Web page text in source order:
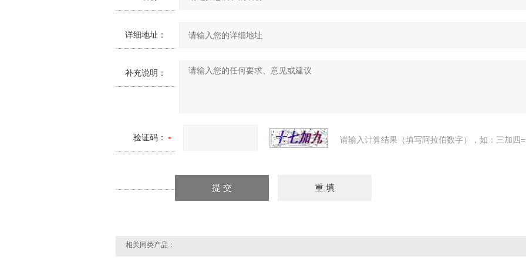
详细地址：
补充说明：
验证码： 请输入计算结果（填写阿拉伯数字），如：三加四
相关同类产品：